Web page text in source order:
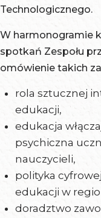
Technologicznego.
W harmonogramie
spotkań Zespołu
omówienie takich
rola sztucznej
edukacji,
edukacja
psychiczna
nauczycieli,
polityka
edukacji w
doradztwo